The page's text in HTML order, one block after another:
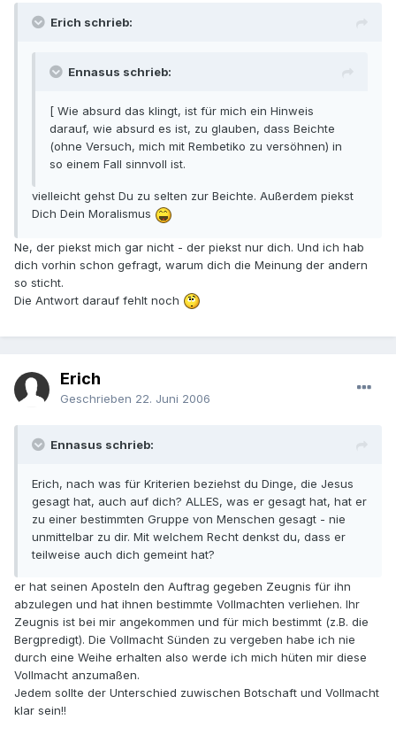
Erich schrieb:
Ennasus schrieb:
[ Wie absurd das klingt, ist für mich ein Hinweis
darauf, wie absurd es ist, zu glauben, dass Beichte
(ohne Versuch, mich mit Rembetiko zu versöhnen) in
so einem Fall sinnvoll ist.
vielleicht gehst Du zu selten zur Beichte. Außerdem piekst
Dich Dein Moralismus
Ne, der piekst mich gar nicht - der piekst nur dich. Und ich hab
dich vorhin schon gefragt, warum dich die Meinung der andern
so sticht.
Die Antwort darauf fehlt noch
Erich
Geschrieben 22. Juni 2006
Ennasus schrieb:
Erich, nach was für Kriterien beziehst du Dinge, die Jesus
gesagt hat, auch auf dich? ALLES, was er gesagt hat, hat er
zu einer bestimmten Gruppe von Menschen gesagt - nie
unmittelbar zu dir. Mit welchem Recht denkst du, dass er
teilweise auch dich gemeint hat?
er hat seinen Aposteln den Auftrag gegeben Zeugnis für ihn
abzulegen und hat ihnen bestimmte Vollmachten verliehen. Ihr
Zeugnis ist bei mir angekommen und für mich bestimmt (z.B. die
Bergpredigt). Die Vollmacht Sünden zu vergeben habe ich nie
durch eine Weihe erhalten also werde ich mich hüten mir diese
Vollmacht anzumaßen.
Jedem sollte der Unterschied zuwischen Botschaft und Vollmacht
klar sein!!